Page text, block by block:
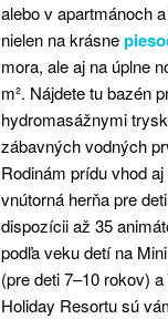
alebo v apartmánoch
nielen na krásne
mora, ale aj na úplne
m². Nájdete tu bazén
hydromasážnymi
zábavných vodných
Rodinám prídu vhod
vnútorná herňa pre
dispozícii až 35
podľa veku detí na
(pre deti 7–10 rokov)
Holiday Resortu sú